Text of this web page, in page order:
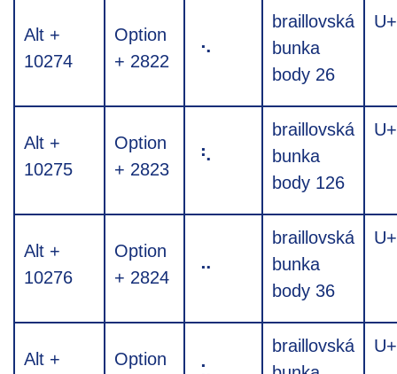
Alt +
10274
Option
+ 2822
⠢
braillovská
bunka
body 26
Alt +
10275
Option
+ 2823
⠣
braillovská
bunka
body 126
Alt +
10276
Option
+ 2824
⠤
braillovská
bunka
body 36
Alt +
Option
braillovská